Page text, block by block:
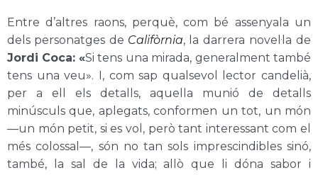
Entre d’altres raons, perquè, com bé assenyala un
dels personatges de Califòrnia, la darrera novel·la de
Jordi Coca: «Si tens una mirada, generalment també
tens una veu». I, com sap qualsevol lector candelià,
per a ell els detalls, aquella munió de detalls
minúsculs que, aplegats, conformen un tot, un món
—un món petit, si es vol, però tant interessant com el
més colossal—, són no tan sols imprescindibles sinó,
també, la sal de la vida; allò que li dóna sabor i